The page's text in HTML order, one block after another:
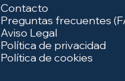
Contacto
Preguntas frecuentes
Aviso Legal
Política de privacidad
Política de cookies